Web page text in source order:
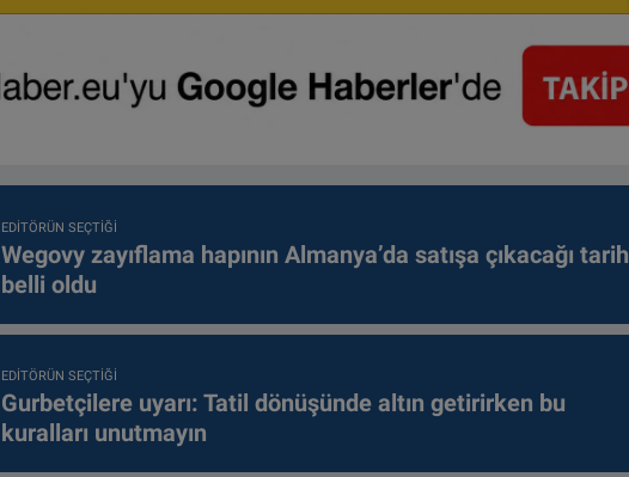
EDITÖRÜN SEÇTIĞI
Wegovy zayıflama hapının Almanya’da satışa çıkacağı tarih
belli oldu
EDITÖRÜN SEÇTIĞI
Gurbetçilere uyarı: Tatil dönüşünde altın getirirken bu
kuralları unutmayın